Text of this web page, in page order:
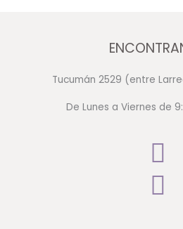
Tucumán 2529 (entre
De Lunes a Viernes de